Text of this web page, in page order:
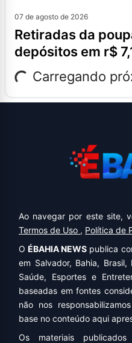
07 de agosto de 2026
retiradas da poupança superam
depósitos em r$
Carregando
Ao navegar por este site,
Termos de Uso , Política de
OÉBAHIA NEWS publica
em Salvador, Bahia, Brasil,
Saúde, Esportes e
baseadas em fontes
não nos
base no conteúdo aqui
Os materiais